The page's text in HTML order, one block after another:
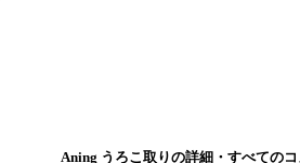
Aning うろこ取りの詳細・すべての